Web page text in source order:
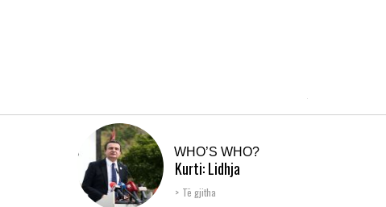
WHO’S WHO?
Kurti: Lidhja
Shqiptare e Prizrenit,
Të gjitha